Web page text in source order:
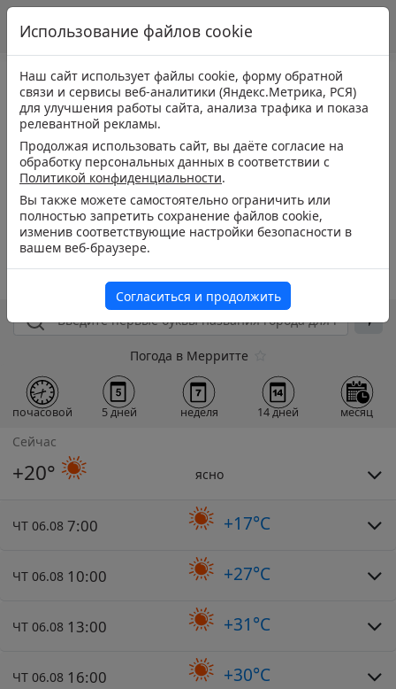
Погода в Мерритте
почасовой 5 дней неделя 14 дней месяц
Сейчас
+20° ясно
ЧТ 06.08 7:00 +17°C
ЧТ 06.08 10:00 +27°C
ЧТ 06.08 13:00 +31°C
ЧТ 06.08 16:00 +30°C
Использование файлов cookie
Наш сайт использует файлы cookie, форму обратной
связи и сервисы веб-аналитики (Яндекс.Метрика, РСЯ)
для улучшения работы сайта, анализа трафика и показа
релевантной рекламы.
Продолжая использовать сайт, вы даёте согласие на
обработку персональных данных в соответствии с
Политикой конфиденциальности.
Вы также можете самостоятельно ограничить или
полностью запретить сохранение файлов cookie,
изменив соответствующие настройки безопасности в
вашем веб-браузере.
Согласиться и продолжить